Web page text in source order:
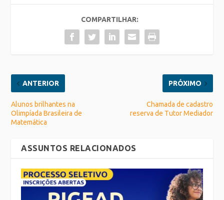
COMPARTILHAR:
ANTERIOR
Alunos brilhantes na
Olimpíada Brasileira de
Matemática
PRÓXIMO
Chamada de cadastro
reserva de Tutor Mediador
ASSUNTOS RELACIONADOS